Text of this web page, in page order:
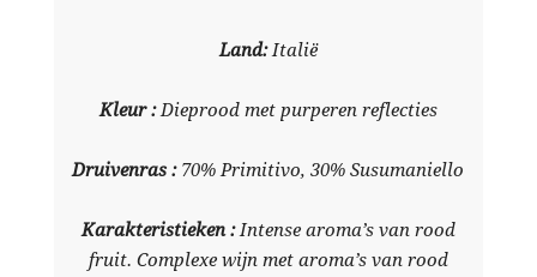
Land:Italië
Kleur :Dieprood met purperen reflecties
Druivenras :70% Primitivo, 30% Susumaniello
Karakteristieken:Intense aroma’s van rood
fruit. Complexe wijn met aroma’s van rood